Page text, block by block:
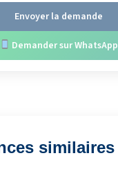
Envoyer la demande
Demander sur WhatsApp
similaires